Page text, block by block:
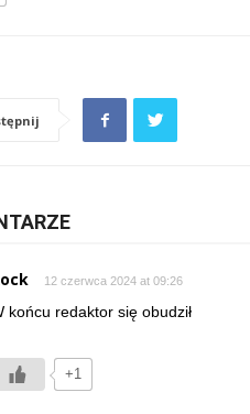
12 czerwca 2024 at 09:26
końcu redaktor się obudził
+1